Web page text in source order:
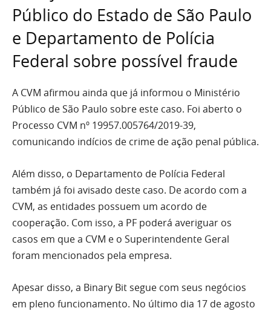
Público do Estado de São Paulo
e Departamento de Polícia
Federal sobre possível fraude
A CVM afirmou ainda que já informou o Ministério
Público de São Paulo sobre este caso. Foi aberto o
Processo CVM nº 19957.005764/2019-39,
comunicando indícios de crime de ação penal pública.
Além disso, o Departamento de Polícia Federal
também já foi avisado deste caso. De acordo com a
CVM, as entidades possuem um acordo de
cooperação. Com isso, a PF poderá averiguar os
casos em que a CVM e o Superintendente Geral
foram mencionados pela empresa.
Apesar disso, a Binary Bit segue com seus negócios
em pleno funcionamento. No último dia 17 de agosto